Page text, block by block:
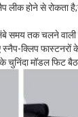
होने से रोकता
समय तक चलने
स्नैप-क्लिप
मॉडल फिट